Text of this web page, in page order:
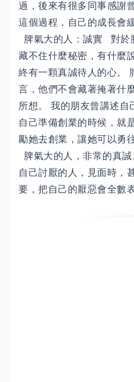
過，後來有很多同事感謝
這個過程，自己的成長會
脾氣大的人：誠實 對於
藏不住什麼秘密，有什麼
終有一顆真誠待人的心。
言，他們不會藏著掩著什
所想。 我的朋友曾講述自
自己準備創業的時候，就
勵她去創業，讓她可以勇
脾氣大的人，非常的真
自己討厭的人，見面時，
要，把自己的厭惡會全數